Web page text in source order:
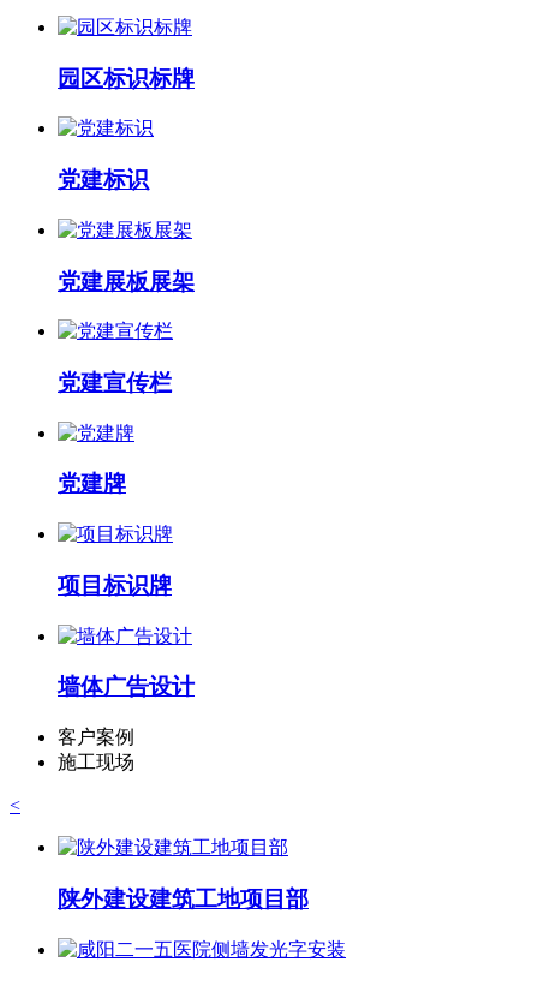
园区标识标牌
党建标识
党建展板展架
党建宣传栏
党建牌
项目标识牌
墙体广告设计
客户案例
施工现场
<
陕外建设建筑工地项目部